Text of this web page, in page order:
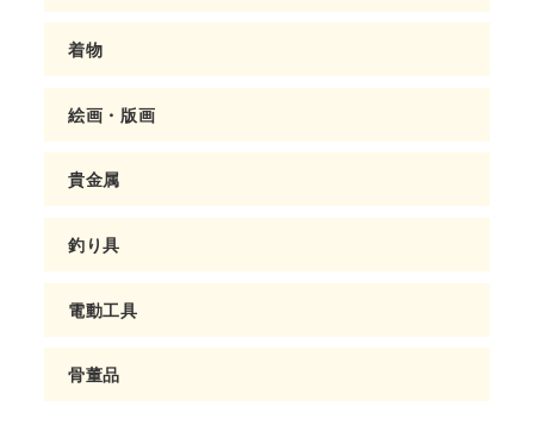
着物
絵画・版画
貴金属
釣り具
電動工具
骨董品